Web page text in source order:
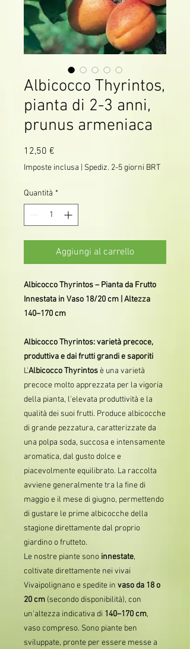
Albicocco Thyrintos,
pianta di 2-3 anni,
prunus armeniaca
12,50 €
Imposte inclusa | Spediz. 2-5 giorni BRT
Quantità *
Aggiungi al carrello
Albicocco Thyrintos – Pianta da Frutto
Innestata in Vaso 18/20 cm | Altezza
140–170 cm
Albicocco Thyrintos: varietà precoce,
produttiva e dai frutti grandi e saporiti
L'Albicocco Thyrintosè una varietà
precoce molto apprezzata per la vigoria
della pianta, l'elevata produttività e la
qualità dei suoi frutti. Produce albicocche
di grande pezzatura, caratterizzate da
una polpa soda, succosa e intensamente
aromatica, dal gusto dolce e
piacevolmente equilibrato. La raccolta
avviene generalmente tra la fine di
maggio e il mese di giugno, permettendo
di gustare le prime albicocche della
stagione direttamente dal proprio
giardino o frutteto.
Le nostre piante sono innestate,
coltivate direttamente nei vivai
Vivaipolignano e spedite in vaso da 18 o
20 cm (secondo disponibilità), con
un'altezza indicativa di 140–170 cm,
vaso compreso. Sono piante ben
sviluppate, pronte per essere messe a